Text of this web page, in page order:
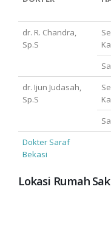
dr. R. Chandra,
Sp.S
dr. Ijun Judasah,
Sp.S
Dokter Saraf
Bekasi
Lokasi Rumah